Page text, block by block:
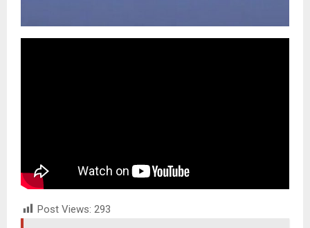
Post Views: 293